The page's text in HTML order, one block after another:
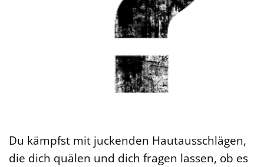
Du kämpfst mit juckenden Hautausschlägen,
die dich quälen und dich fragen lassen, ob es